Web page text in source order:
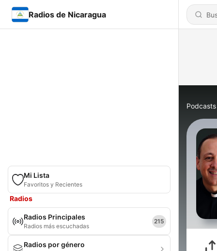
Radios de Nicaragua
Mi Lista
Favoritos y Recientes
Radios
Radios Principales
Radios más escuchadas
215
Radios por género
Podcasts